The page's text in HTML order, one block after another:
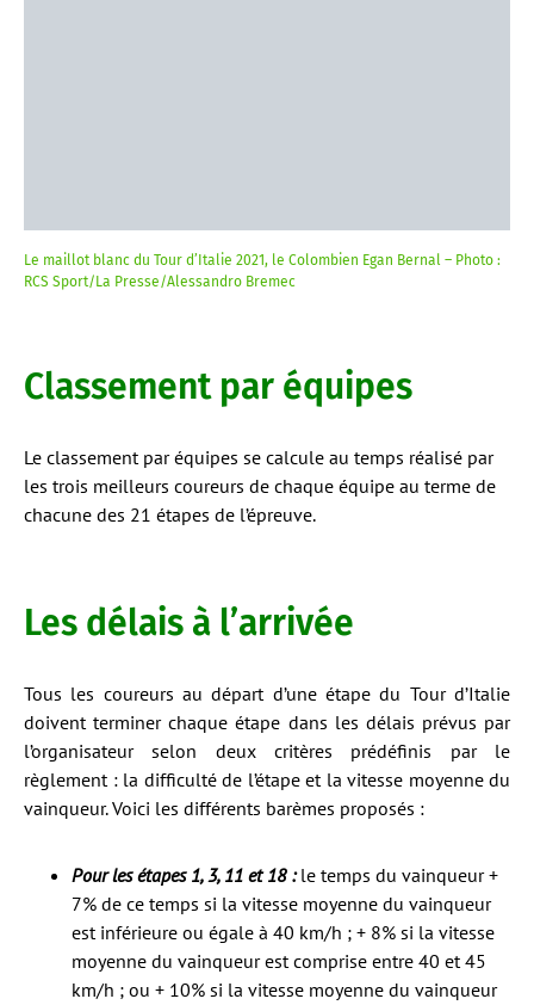
Le maillot blanc du Tour d’Italie 2021, le Colombien Egan Bernal – Photo :
RCS Sport/La Presse/Alessandro Bremec
Classement par équipes
Le classement par équipes se calcule au temps réalisé par
les trois meilleurs coureurs de chaque équipe au terme de
chacune des 21 étapes de l’épreuve.
Les délais à l’arrivée
Tous les coureurs au départ d’une étape du Tour d’Italie
doivent terminer chaque étape dans les délais prévus par
l’organisateur selon deux critères prédéfinis par le
règlement : la difficulté de l’étape et la vitesse moyenne du
vainqueur. Voici les différents barèmes proposés :
Pour les étapes 1, 3, 11 et 18 :le temps du vainqueur +
7% de ce temps si la vitesse moyenne du vainqueur
est inférieure ou égale à 40 km/h ; + 8% si la vitesse
moyenne du vainqueur est comprise entre 40 et 45
km/h ; ou + 10% si la vitesse moyenne du vainqueur